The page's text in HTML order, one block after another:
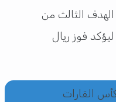
الثالث من
جزاء في الدقيقة 84، ليؤكد فوز ريال